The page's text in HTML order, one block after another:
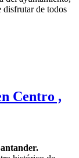
disfrutar de todos
Centro ,